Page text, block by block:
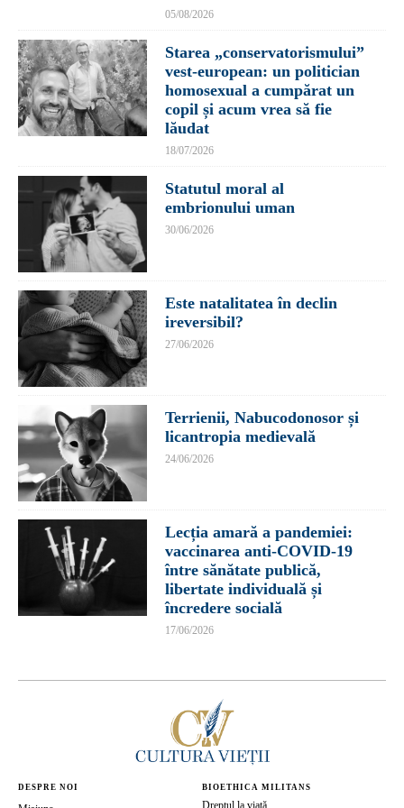
05/08/2026
Starea „conservatorismului”
vest-european: un politician
homosexual a cumpărat un
copil și acum vrea să fie
lăudat
18/07/2026
Statutul moral al
embrionului uman
30/06/2026
Este natalitatea în declin
ireversibil?
27/06/2026
Terrienii, Nabucodonosor și
licantropia medievală
24/06/2026
Lecția amară a pandemiei:
vaccinarea anti-COVID-19
între sănătate publică,
libertate individuală și
încredere socială
17/06/2026
DESPRE NOI BIOETHICA MILITANS